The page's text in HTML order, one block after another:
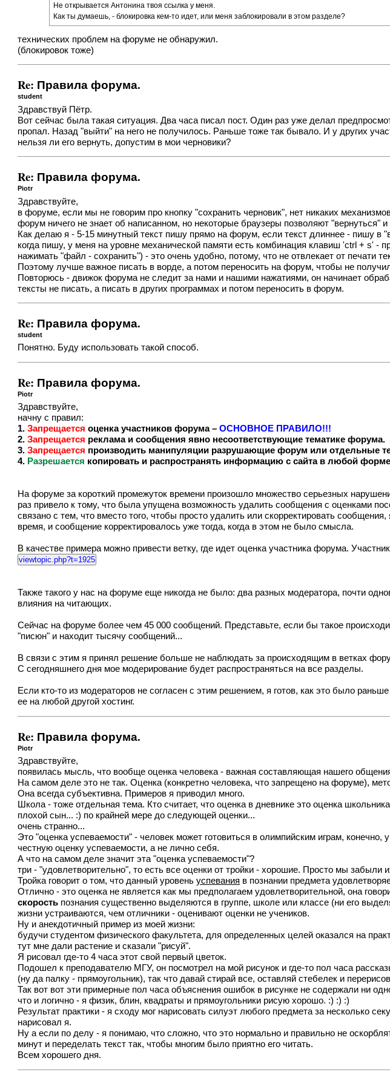
Не открывается Антонина твоя ссылка у меня.
Как ты думаешь, - блокировка кем-то идет, или меня заблокировали в этом разделе?
технических проблем на форуме не обнаружил.
(блокировок тоже)
Re: Правила форума.
student
Здравствуй Пётр.
Вот сейчас была такая ситуация. Два часа писал пост. Один раз уже делал
пропал. Назад "выйти" на него не получилось. Раньше тоже так бывало. И у других
нельзя ли его вернуть, допустим в мои черновики?
Re: Правила форума.
Piotr
Здравствуйте,
в форуме, если мы не говорим про кнопку "сохранить черновик", нет никаких
форум ничего не знает об написанном, но некоторые браузеры позволяют
Как делаю я - 5-15 минутный текст пишу прямо на форум, если текст длиннее - пишу в
когда пишу, у меня на уровне механической памяти есть комбинация клавиш 'ctrl + s'
нажимать "файл - сохранить") - это очень удобно, потому, что не отвлекает от
Поэтому лучше важное писать в ворде, а потом переносить на форум, чтобы не
Повторюсь - движок форума не следит за нами и нашими нажатиями, он начинает
тексты не писать, а писать в других программах и потом переносить в форум.
Re: Правила форума.
student
Понятно. Буду использовать такой способ.
Re: Правила форума.
Piotr
Здравствуйте,
начну с правил:
1.Запрещается оценка участников форума –ОСНОВНОЕ ПРАВИЛО!!!
2.Запрещается реклама и сообщения явно несоответствующие тематике форума.
3.Запрещается производить манипуляции разрушающие форум или отдельные
4. Разрешается копировать и распространять информацию с сайта в любой
На форуме за короткий промежуток времени произошло множество серьезных
раз привело к тому, что была упущена возможность удалить сообщения с оценками
связано с тем, что вместо того, чтобы просто удалить или скорректировать
время, и сообщение корректировалось уже тогда, когда в этом не было смысла.
В качестве примера можно привести ветку, где идет оценка участника форума.
viewtopic.php?t=1925
Также такого у нас на форуме еще никогда не было: два разных модератора, почти
влияния на читающих.
Сейчас на форуме более чем 45 000 сообщений. Представьте, если бы такое
"писюн" и находит тысячу сообщений...
В связи с этим я принял решение больше не наблюдать за происходящим в ветках
С сегодняшнего дня мое модерирование будет распространяться на все разделы.
Если кто-то из модераторов не согласен с этим решением, я готов, как это было
ее на любой другой хостинг.
Re: Правила форума.
Piotr
Здравствуйте,
появилась мысль, что вообще оценка человека - важная составляющая нашего
На самом деле это не так. Оценка (конкретно человека, что запрещено на форуме),
Она всегда субъективна. Примеров я приводил много.
Школа - тоже отдельная тема. Кто считает, что оценка в дневнике это оценка
плохой сын... :) по крайней мере до следующей оценки...
очень странно...
Это "оценка успеваемости" - человек может готовиться в олимпийским играм,
честную оценку успеваемости, а не лично себя.
А что на самом деле значит эта "оценка успеваемости"?
три - "удовлетворительно", то есть все оценки от тройки - хорошие. Просто мы забыли
Тройка говорит о том, что данный уровеньуспевания в познании предмета
Отлично - это оценка не является как мы предполагаем удовлетворительной, она
скорость познания существенно выделяются в группе, школе или классе (ни его
жизни устраиваются, чем отличники - оценивают оценки не учеников.
Ну и анекдотичный пример из моей жизни:
будучи студентом физического факультета, для определенных целей оказался на
тут мне дали растение и сказали "рисуй".
Я рисовал где-то 4 часа этот свой первый цветок.
Подошел к преподавателю МГУ, он посмотрел на мой рисунок и где-то пол часа
(ну да палку - прямоугольник), так что давай стирай все, оставляй стебелек и
Так вот вот эти примерные пол часа объяснения ошибок в рисунке не содержали ни
что и логично - я физик, блин, квадраты и прямоугольники рисую хорошо. :) :) :)
Результат практики - я сходу мог нарисовать силуэт любого предмета за несколько
нарисовал я.
Ну а если по делу - я понимаю, что сложно, что это нормально и правильно не
минут и переделать текст так, чтобы многим было приятно его читать.
Всем хорошего дня.